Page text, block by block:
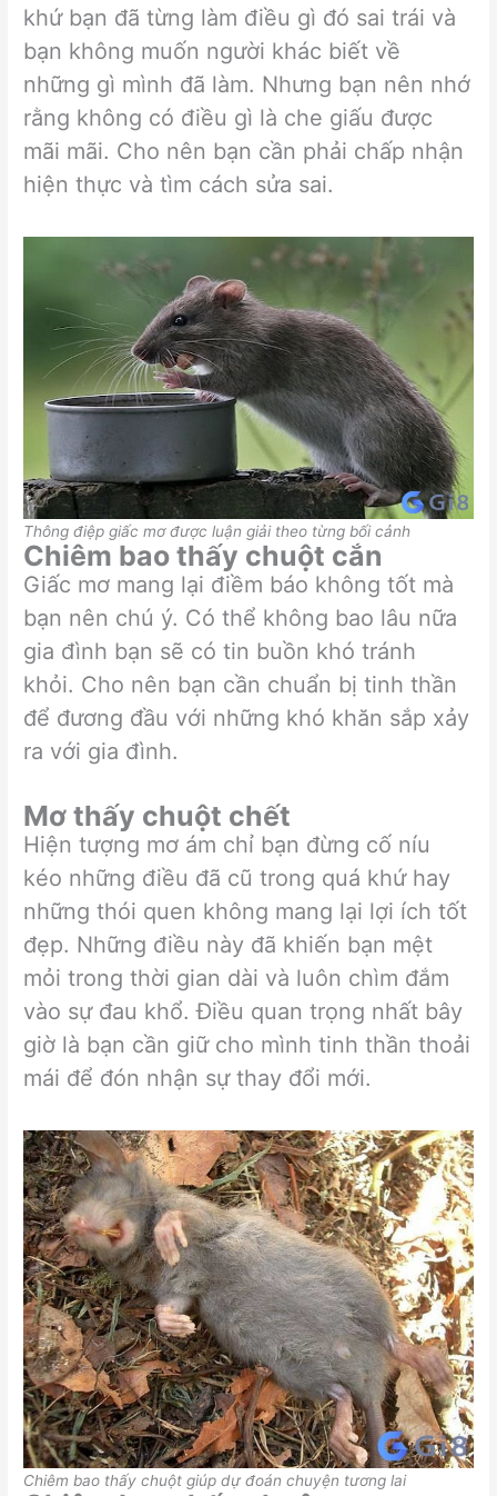
khứ bạn đã từng làm điều gì đó sai trái và
bạn không muốn người khác biết về
những gì mình đã làm. Nhưng bạn nên nhớ
rằng không có điều gì là che giấu được
mãi mãi. Cho nên bạn cần phải chấp nhận
hiện thực và tìm cách sửa sai.
Thông điệp giấc mơ được luận giải theo từng bối cảnh
Chiêm bao thấy chuột cắn
Giấc mơ mang lại điềm báo không tốt mà
bạn nên chú ý. Có thể không bao lâu nữa
gia đình bạn sẽ có tin buồn khó tránh
khỏi. Cho nên bạn cần chuẩn bị tinh thần
để đương đầu với những khó khăn sắp xảy
ra với gia đình.
Mơ thấy chuột chết
Hiện tượng mơ ám chỉ bạn đừng cố níu
kéo những điều đã cũ trong quá khứ hay
những thói quen không mang lại lợi ích tốt
đẹp. Những điều này đã khiến bạn mệt
mỏi trong thời gian dài và luôn chìm đắm
vào sự đau khổ. Điều quan trọng nhất bây
giờ là bạn cần giữ cho mình tinh thần thoải
mái để đón nhận sự thay đổi mới.
Chiêm bao thấy chuột giúp dự đoán chuyện tương lai